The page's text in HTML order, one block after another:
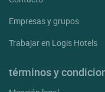
Empresas y grupos
Trabajar en Logis Hotels
términos y